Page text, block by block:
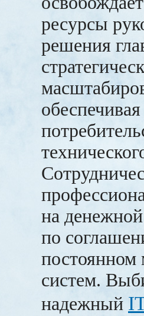
ресурсы
решения
на
по
постоянном
систем.
надежный